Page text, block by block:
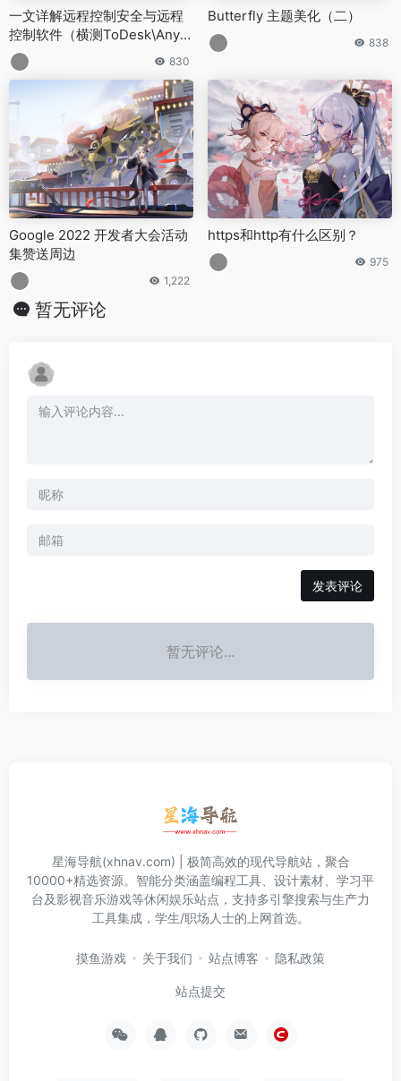
一文详解远程控制安全与远程
控制软件（横测ToDesk\AnyD
esk\向日葵）
830
Butterfly 主题美化（二）
838
Google 2022 开发者大会活动
集赞送周边
1,222
https和http有什么区别？
975
暂无评论
发表评论
暂无评论...
星海导航(xhnav.com) | 极简高效的现代导航站，聚合
10000+精选资源。智能分类涵盖编程工具、设计素材、学习平
台及影视音乐游戏等休闲娱乐站点，支持多引擎搜索与生产力
工具集成，学生/职场人士的上网首选。
摸鱼游戏 关于我们 站点博客 隐私政策
站点提交